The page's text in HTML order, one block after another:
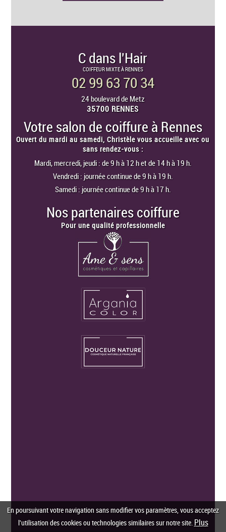
En poursuivant votre navigation sans modifier vos paramètres, vous acceptez
l'utilisation des cookies ou technologies similaires sur notre site. Plus
C dans l'Hair
COIFFEUR MIXTE À RENNES
02 99 63 70 34
24 boulevard de Metz
35700 RENNES
Votre salon de coiffure à Rennes
Ouvert du mardi au samedi, Christèle vous accueille avec ou
sans rendez-vous :
Mardi, mercredi, jeudi : de 9 h à 12 h et de 14 h à 19 h.
Vendredi : journée continue de 9 h à 19 h.
Samedi : journée continue de 9 h à 17 h.
Nos partenaires coiffure
Pour une qualité professionnelle